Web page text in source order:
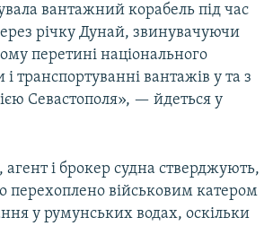
КРИМУ
вантажний корабель під час
річку Дунай, звинувачуючи
перетині національного
транспортуванні вантажів у та з
Севастополя», — йдеться у
агент і брокер судна стверджують,
перехоплено військовим катером
у румунських водах, оскільки